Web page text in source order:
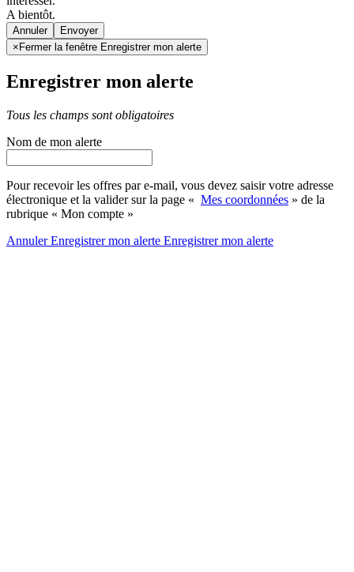
A bientôt.
Annuler
× Fermer la fenêtre Enregistrer mon alerte
Enregistrer mon alerte
Tous les champs sont obligatoires
Nom de mon alerte
Pour recevoir les offres par e-mail, vous devez saisir votre adresse
électronique et la valider sur la page « Mes coordonnées » de la
rubrique « Mon compte »
AnnulerEnregistrer mon alerte Enregistrermon alerte